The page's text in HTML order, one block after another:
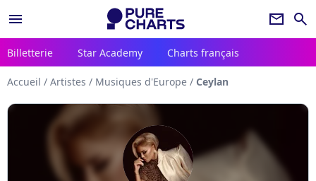
menu newsletter search
Billetterie Star Academy Charts français
Accueil / Artistes / Musiques d'Europe / Ceylan